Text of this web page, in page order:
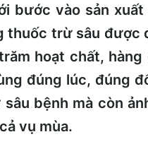
bước vào sản xuất
trừ sâu được
hoạt chất,
đúng lúc, đúng
bệnh mà còn
vụ mùa.